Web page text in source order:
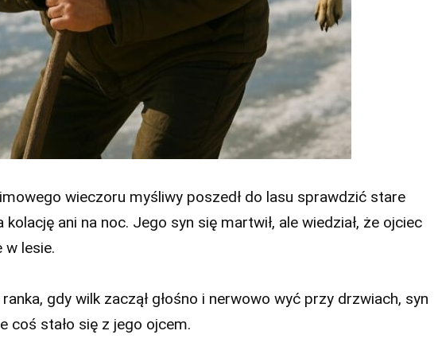
wieczoru myśliwy poszedł do lasu sprawdzić stare
kolację ani na noc. Jego syn się martwił, ale wiedział, że ojciec
w lesie.
gdy wilk zaczął głośno i nerwowo wyć przy drzwiach, syn
coś stało się z jego ojcem.